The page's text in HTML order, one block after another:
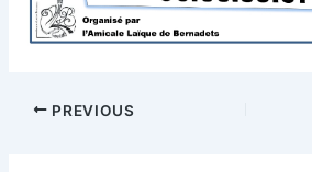
PREVIOUS